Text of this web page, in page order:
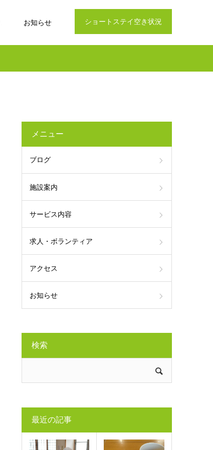
ショートステイ空き状況
お知らせ
メニュー
ブログ
施設案内
サービス内容
求人・ボランティア
アクセス
お知らせ
検索
最近の記事